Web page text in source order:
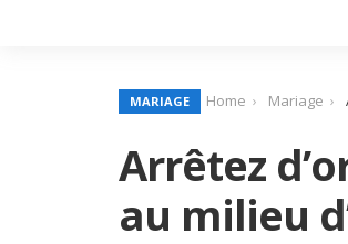
MARIAGE Home Mariage
Arrêtez
au milieu